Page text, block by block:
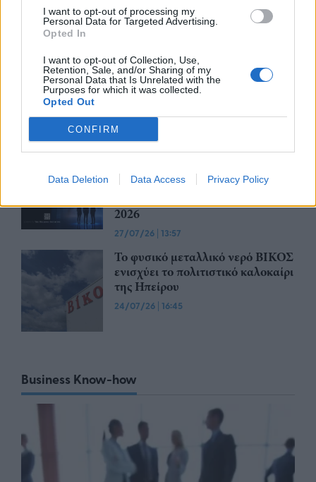
I want to opt-out of processing my
Personal Data for Targeted Advertising.
Opted In
I want to opt-out of Collection, Use,
Retention, Sale, and/or Sharing of my
Personal Data that Is Unrelated with the
Purposes for which it was collected.
Opted Out
CONFIRM
Data Deletion Data Access Privacy Policy
Έως την Παρασκευή 31 Ιουλίου
2026 οι κρατήσεις Early Bird για
συμμετοχή στην EUROVINO
28/07/26
Το ReGeneration παρουσιάζει το
πρώτο ReGen Career Fair
powered by The Hellenic
2026
27/07/26 | 13:57
Το φυσικό μεταλλικό νερό ΒΙΚΟΣ
ενισχύει το πολιτιστικό καλοκαίρι
της Ηπείρου
24/07/26 | 16:45
Business Know-how